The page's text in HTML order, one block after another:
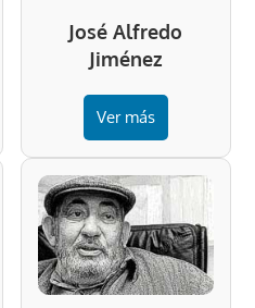
José Alfredo
Jiménez
Ver más